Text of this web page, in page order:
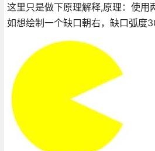
这里只是做下原理解释,原理：使用
如想绘制一个缺口朝右，缺口弧度